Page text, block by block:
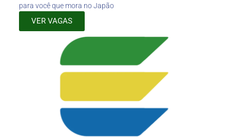
para você que mora no Japão
VER VAGAS